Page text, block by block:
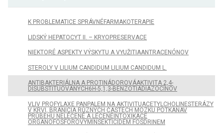
K PROBLEMATICE SPRÁVNÉFARMAKOTERAPIE
LIDSKÝ HEPATOCYT II. – KRYOPRESERVACE
NIEKTORÉ ASPEKTY VÝSKYTU A VYUŽITIAANTRACENÓNOV
STEROLY V LILIUM CANDIDUM LILIUM CANDIDUM L.
ANTIBAKTERIÁLNA A PROTINÁDOROVÁAKTIVITA 2,4-
DISUBSTITUOVANÝCH6H-5,1,3-BENZOTIADIAZOCÍNOV
VLIV PROFYLAXE PANPALEM NA AKTIVITUACETYLCHOLINESTERÁZY
V KRVI, BRÁNICIA RŮZNÝCH ČÁSTECH MOZKU POTKANAV
PRŮBĚHU NELÉČENÉ A LÉČENÉINTOXIKACE
ORGANOFOSFOROVÝMINSEKTICIDEM FOSDRINEM